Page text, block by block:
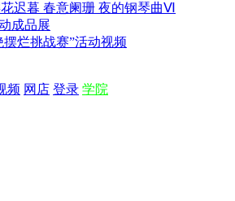
花迟暮 春意阑珊 夜的钢琴曲Ⅵ
成品展
摆烂挑战赛”活动视频
频 网店 登录 学院